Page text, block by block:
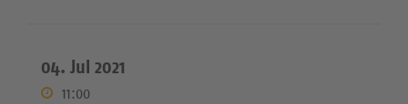
04. Jul 2021
11:00